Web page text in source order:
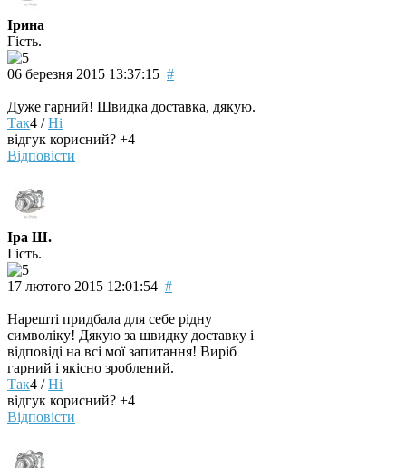
Ірина
Гість.
06 березня 2015 13:37:15 #
Дуже гарний! Швидка доставка, дякую.
Так4 /Ні
відгук корисний? +4
Відповісти
Іра Ш.
Гість.
17 лютого 2015 12:01:54 #
Нарешті придбала для себе рідну
символіку! Дякую за швидку доставку і
відповіді на всі мої запитання! Виріб
гарний і якісно зроблений.
Так4 /Ні
відгук корисний? +4
Відповісти